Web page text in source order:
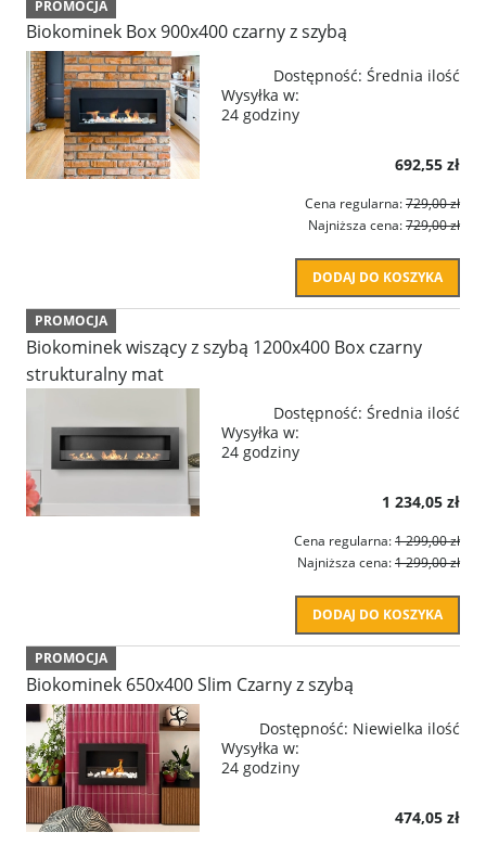
Biokominek Box 900x400 czarny z szybą
Dostępność: Średnia ilość
Wysyłka w:
24 godziny
692,55 zł
Cena regularna:729,00 zł
Najniższa cena:729,00 zł
DODAJ DO KOSZYKA
PROMOCJA
Biokominek wiszący z szybą 1200x400 Box czarny
strukturalny mat
Dostępność: Średnia ilość
Wysyłka w:
24 godziny
1 234,05 zł
Cena regularna:1 299,00 zł
Najniższa cena:1 299,00 zł
DODAJ DO KOSZYKA
PROMOCJA
Biokominek 650x400 Slim Czarny z szybą
Dostępność: Niewielka ilość
Wysyłka w:
24 godziny
474,05 zł
PROMOCJA